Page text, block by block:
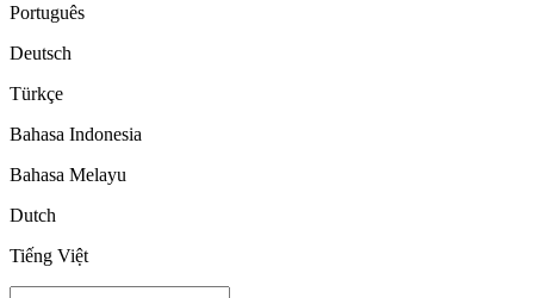
Português
Deutsch
Türkçe
Bahasa Indonesia
Bahasa Melayu
Dutch
Tiếng Việt